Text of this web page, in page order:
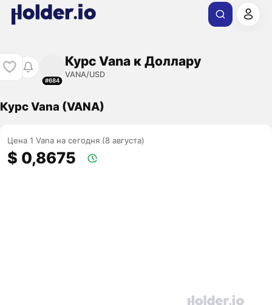
#684
Курс Vana к Доллару
VANA/USD
Курс Vana (VANA)
Цена 1 Vana на сегодня (8 августа)
$ 0,8675